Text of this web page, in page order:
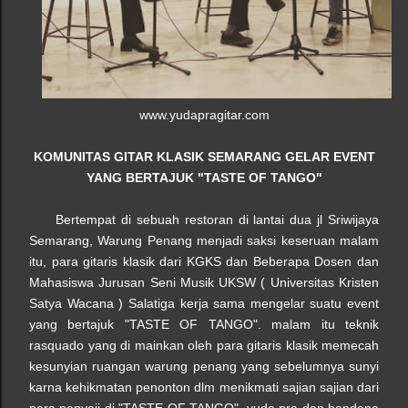
www.yudapragitar.com
KOMUNITAS GITAR KLASIK SEMARANG GELAR EVENT
YANG BERTAJUK "TASTE OF TANGO"
Bertempat di sebuah restoran di lantai dua jl Sriwijaya
Semarang, Warung Penang menjadi saksi keseruan malam
itu, para gitaris klasik dari KGKS dan Beberapa Dosen dan
Mahasiswa Jurusan Seni Musik UKSW ( Universitas Kristen
Satya Wacana ) Salatiga kerja sama mengelar suatu event
yang bertajuk "TASTE OF TANGO". malam itu teknik
rasquado yang di mainkan oleh para gitaris klasik memecah
kesunyian ruanganwarung penang yang sebelumnya sunyi
karna kehikmatan penonton dlm menikmati sajian sajian dari